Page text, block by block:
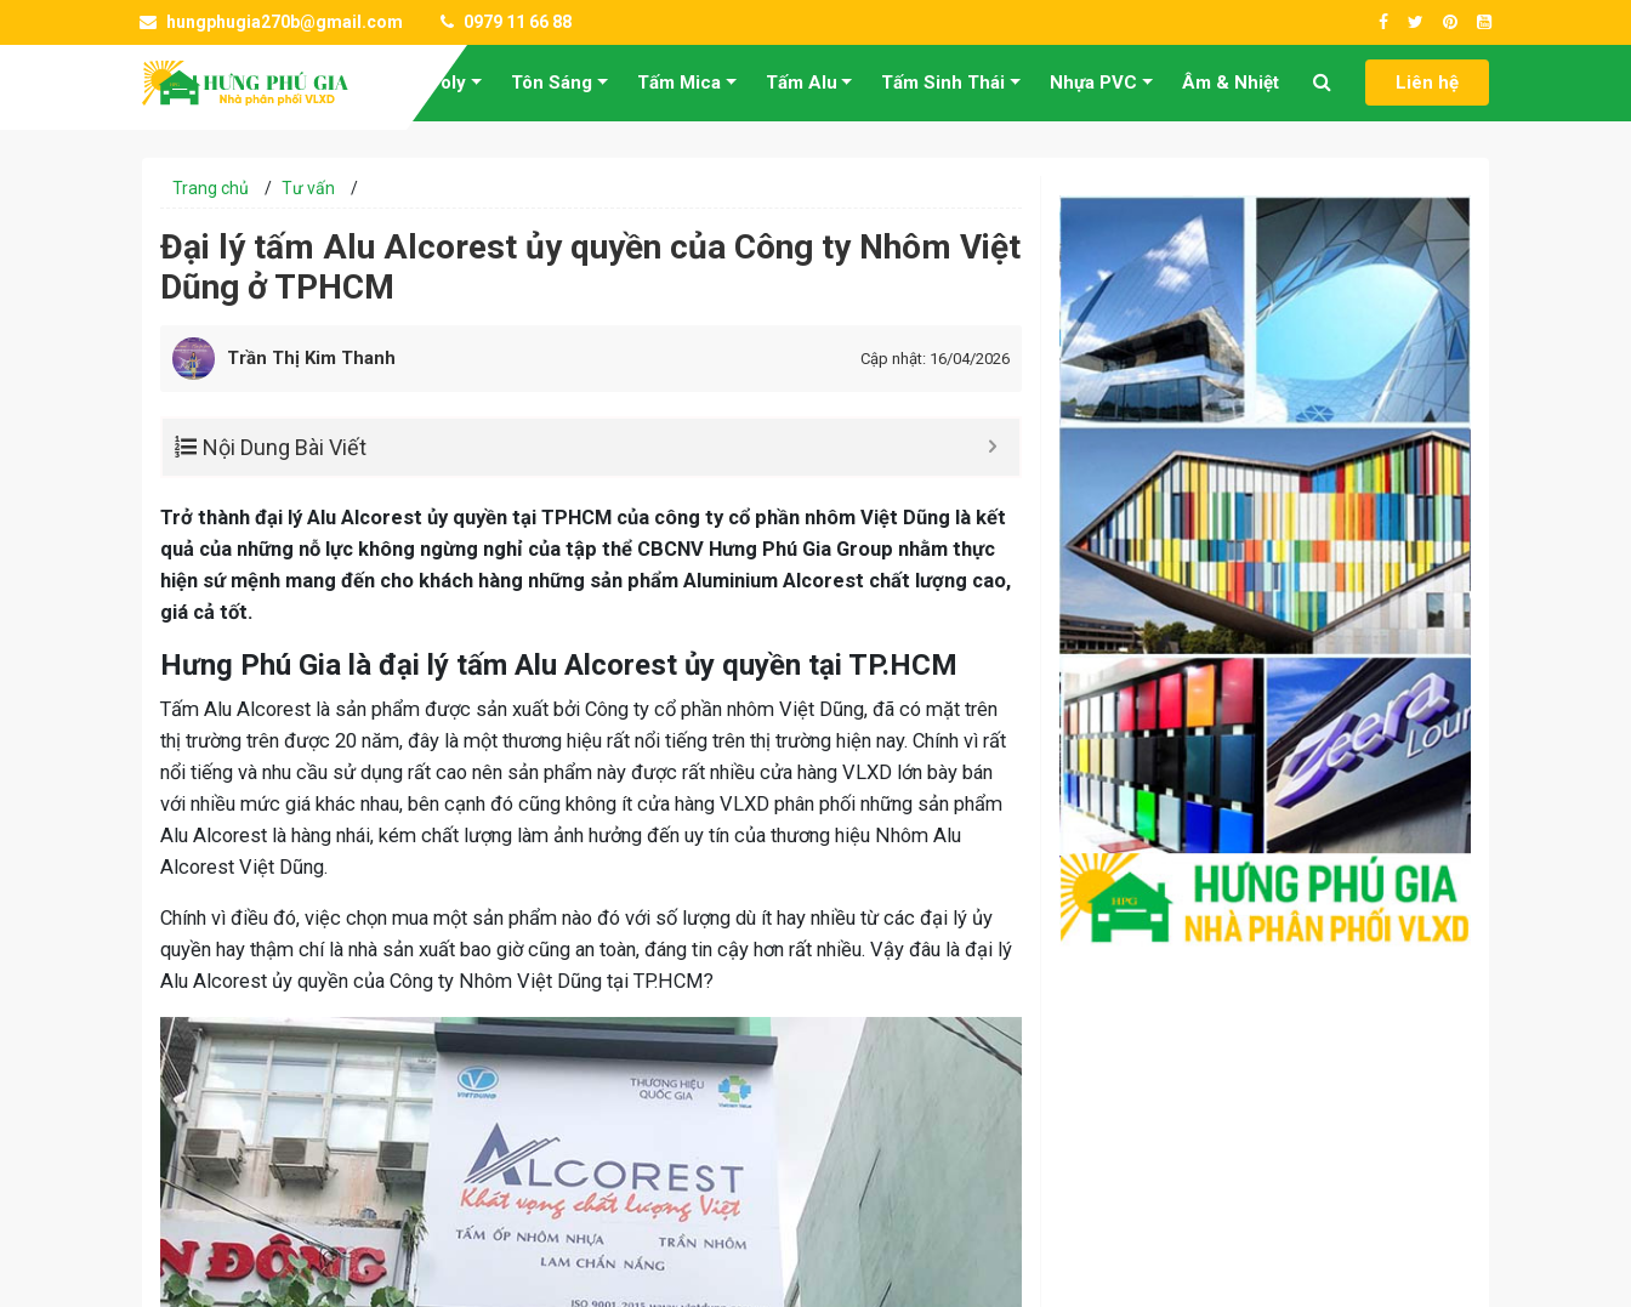
hungphugia270b@gmail.com 0979 11 66 88
Tấm Poly Tôn Sáng Tấm Mica Tấm Alu Tấm Sinh Thái Nhựa PVC Âm & Nhiệt Liên hệ
Trang chủ / Tư vấn /
Đại lý tấm Alu Alcorest ủy quyền của Công ty Nhôm Việt
Dũng ở TPHCM
Trần Thị Kim Thanh Cập nhật: 16/04/2026
Nội Dung Bài Viết
Trở thành đại lý Alu Alcorest ủy quyền tại TPHCM của công ty cổ phần nhôm Việt Dũng là kết
quả của những nỗ lực không ngừng nghỉ của tập thể CBCNV Hưng Phú Gia Group nhằm thực
hiện sứ mệnh mang đến cho khách hàng những sản phẩm Aluminium Alcorest chất lượng cao,
giá cả tốt.
Hưng Phú Gia là đại lý tấm Alu Alcorest ủy quyền tại TP.HCM
Tấm Alu Alcorest là sản phẩm được sản xuất bởi Công ty cổ phần nhôm Việt Dũng, đã có mặt trên
thị trường trên được 20 năm, đây là một thương hiệu rất nổi tiếng trên thị trường hiện nay. Chính vì rất
nổi tiếng và nhu cầu sử dụng rất cao nên sản phẩm này được rất nhiều cửa hàng VLXD lớn bày bán
với nhiều mức giá khác nhau, bên cạnh đó cũng không ít cửa hàng VLXD phân phối những sản phẩm
Alu Alcorest là hàng nhái, kém chất lượng làm ảnh hưởng đến uy tín của thương hiệu Nhôm Alu
Alcorest Việt Dũng.
Chính vì điều đó, việc chọn mua một sản phẩm nào đó với số lượng dù ít hay nhiều từ các đại lý ủy
quyền hay thậm chí là nhà sản xuất bao giờ cũng an toàn, đáng tin cậy hơn rất nhiều. Vậy đâu là đại lý
Alu Alcorest ủy quyền của Công ty Nhôm Việt Dũng tại TP.HCM?